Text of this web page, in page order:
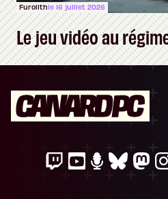
Furolithle 16 juillet 2026
Le jeu vidéo au